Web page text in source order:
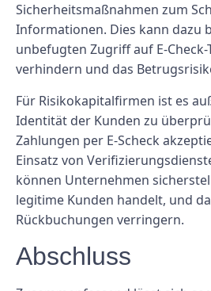
Sicherheitsmaßnahmen zum
Informationen. Dies kann dazu
unbefugten Zugriff auf E-
verhindern und das
Für Risikokapitalfirmen ist es
Identität der Kunden zu
Zahlungen per E-Scheck
Einsatz von
können Unternehmen
legitime Kunden handelt, und
Rückbuchungen verringern.
Abschluss